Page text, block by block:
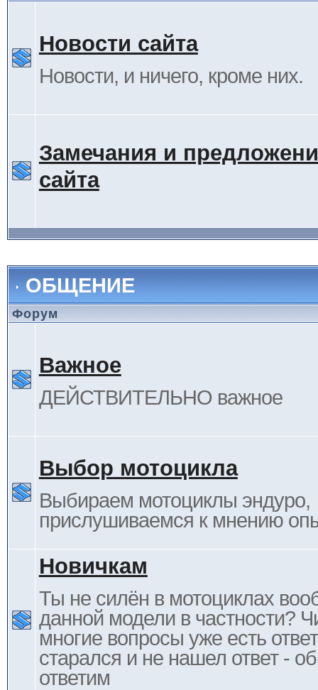
Новости сайта
Новости, и ничего, кроме них.
Замечания и
сайта
ОБЩЕНИЕ
Форум
Важное
ДЕЙСТВИТЕЛЬНО важное
Выбор мотоцикла
Выбираем мотоциклы эндуро,
прислушиваемся к мнению
Новичкам
Ты не силён в мотоциклах
данной модели в частности?
многие вопросы уже есть
старался и не нашел ответ -
ответим